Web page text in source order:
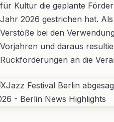
für Kultur die geplante
Jahr 2026 gestrichen hat.
Verstöße bei den
Vorjahren und daraus
Rückforderungen an die